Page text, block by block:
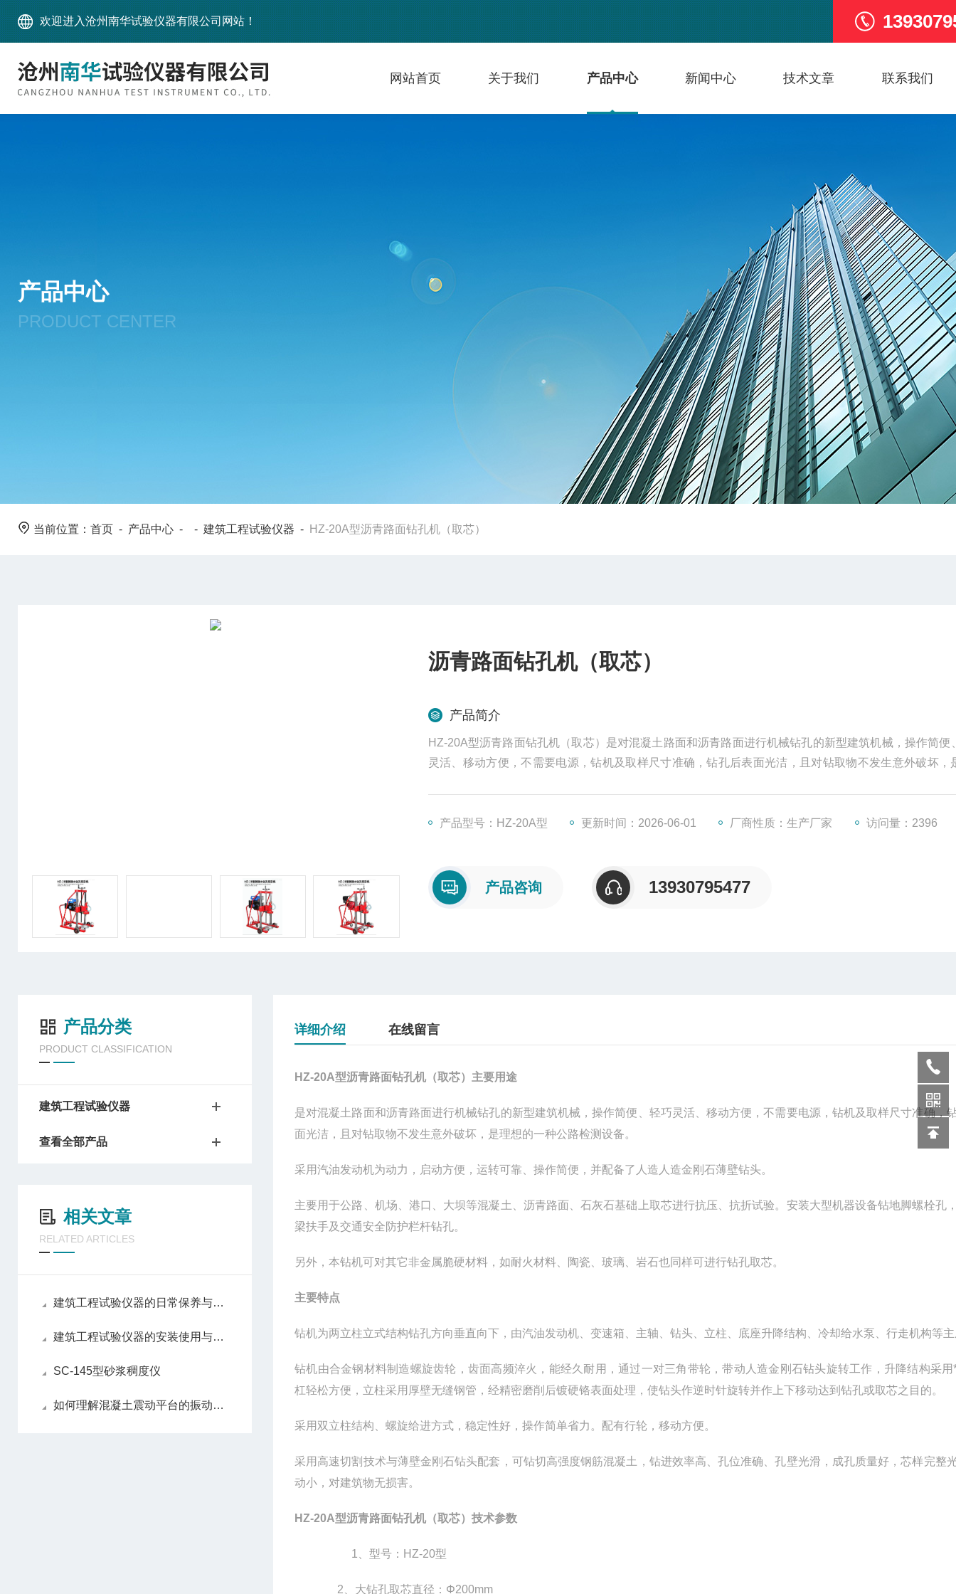
欢迎进入沧州南华试验仪器有限公司网站！
网站首页 关于我们 产品中心 新闻中心 技术文章 联系我们
产品中心
PRODUCT CENTER
当前位置： 首页 - 产品中心 - - 建筑工程试验仪器 - HZ-20A型沥青路面钻孔机（取芯）
沥青路面钻孔机（取芯）
产品简介
HZ-20A型沥青路面钻孔机（取芯）是对混凝土路面和沥青路面进行机械钻孔的新型建筑机械，操作简便
灵活、移动方便，不需要电源，钻机及取样尺寸准确，钻孔后表面光洁，且对钻取物不发生意外破坏，
产品型号：HZ-20A型 更新时间：2026-06-01 厂商性质：生产厂家 访问量：2396
产品咨询 13930795477
产品分类
PRODUCT CLASSIFICATION
建筑工程试验仪器
查看全部产品
相关文章
RELATED ARTICLES
建筑工程试验仪器的日常保养与维护流程！
建筑工程试验仪器的安装使用与维修
SC-145型砂浆稠度仪
如何理解混凝土震动平台的振动器选择原则
详细介绍 在线留言
HZ-20A型沥青路面钻孔机（取芯） 主要用途
是对混凝土路面和沥青路面进行机械钻孔的新型建筑机械，操作简便、轻巧灵活、移动方便，不需要电源，钻机及取样尺寸准确，
面光洁，且对钻取物不发生意外破坏，是理想的一种公路检测设备。
采用汽油发动机为动力，启动方便，运转可靠、操作简便，并配备了人造人造金刚石薄壁钻头。
主要用于公路、机场、港口、大坝等混凝土、沥青路面、石灰石基础上取芯进行抗压、抗折试验。安装大型机器设备钻地脚螺栓孔
梁扶手及交通安全防护栏杆钻孔。
另外，本钻机可对其它非金属脆硬材料，如耐火材料、陶瓷、玻璃、岩石也同样可进行钻孔取芯。
主要特点
钻机为两立柱立式结构钻孔方向垂直向下，由汽油发动机、变速箱、主轴、钻头、立柱、底座升降结构、冷却给水泵、行走机构等
钻机由合金钢材料制造螺旋齿轮，齿面高频淬火，能经久耐用，通过一对三角带轮，带动人造金刚石钻头旋转工作，升降结构采用
杠轻松方便，立柱采用厚壁无缝钢管，经精密磨削后镀硬铬表面处理，使钻头作逆时针旋转并作上下移动达到钻孔或取芯之目的。
采用双立柱结构、螺旋给进方式，稳定性好，操作简单省力。配有行轮，移动方便。
采用高速切割技术与薄壁金刚石钻头配套，可钻切高强度钢筋混凝土，钻进效率高、孔位准确、孔壁光滑，成孔质量好，芯样完整
动小，对建筑物无损害。
HZ-20A型沥青路面钻孔机（取芯） 技术参数
1 、型号： HZ-20型
2 、大钻孔取芯直径：Φ200mm